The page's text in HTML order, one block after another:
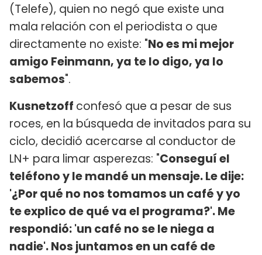
(Telefe), quien no negó que existe una
mala relación con el periodista o que
directamente no existe: "No es mi mejor
amigo Feinmann, ya te lo digo, ya lo
sabemos".
Kusnetzoff confesó que a pesar de sus
roces, en la búsqueda de invitados para su
ciclo, decidió acercarse al conductor de
LN+ para limar asperezas: "Conseguí el
teléfono y le mandé un mensaje. Le dije:
'¿Por qué no nos tomamos un café y yo
te explico de qué va el programa?'. Me
respondió: 'un café no se le niega a
nadie'. Nos juntamos en un café de